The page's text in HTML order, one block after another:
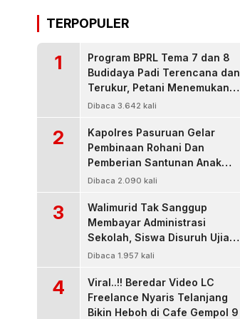
TERPOPULER
1
Program BPRL Tema 7 dan 8
Budidaya Padi Terencana dan
Terukur, Petani Menemukan
Penanggulangan Hama
Dibaca 3.642 kali
2
Kapolres Pasuruan Gelar
Pembinaan Rohani Dan
Pemberian Santunan Anak
Yatim untuk Tingkatkan
Dibaca 2.090 kali
3
Walimurid Tak Sanggup
Membayar Administrasi
Sekolah, Siswa Disuruh Ujian
di Luar Kelas
Dibaca 1.957 kali
4
Viral..!! Beredar Video LC
Freelance Nyaris Telanjang
Bikin Heboh di Cafe Gempol 9